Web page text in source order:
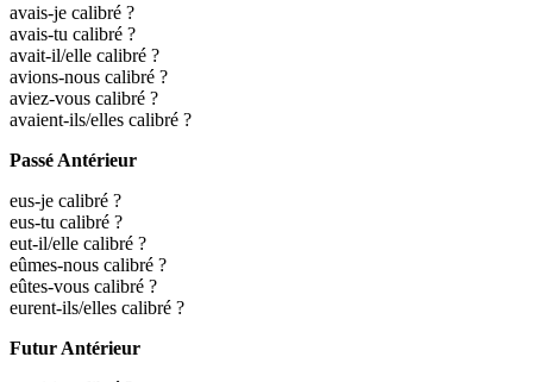
avais-je calibré ?
avais-tu calibré ?
avait-il/elle calibré ?
avions-nous calibré ?
aviez-vous calibré ?
avaient-ils/elles calibré ?
Passé Antérieur
eus-je calibré ?
eus-tu calibré ?
eut-il/elle calibré ?
eûmes-nous calibré ?
eûtes-vous calibré ?
eurent-ils/elles calibré ?
Futur Antérieur